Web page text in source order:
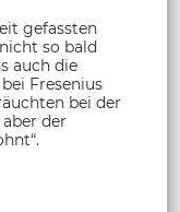
gefassten
so bald
auch die
Fresenius
bei der
der